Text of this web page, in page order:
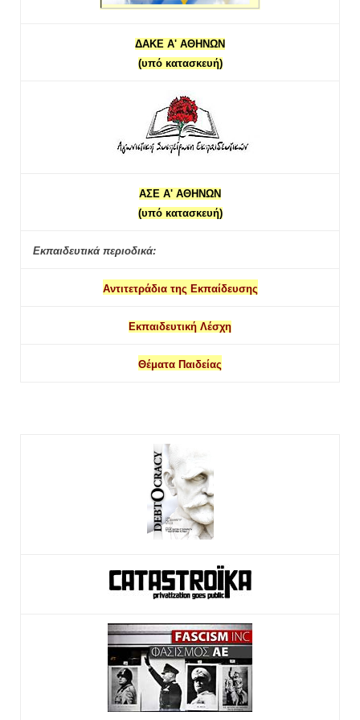
ΔΑΚΕ Α' ΑΘΗΝΩΝ
(υπό κατασκευή)
ΑΣΕ Α' ΑΘΗΝΩΝ
(υπό κατασκευή)
Εκπαιδευτικά περιοδικά:
Αντιτετράδια της Εκπαίδευσης
Εκπαιδευτική Λέσχη
Θέματα Παιδείας